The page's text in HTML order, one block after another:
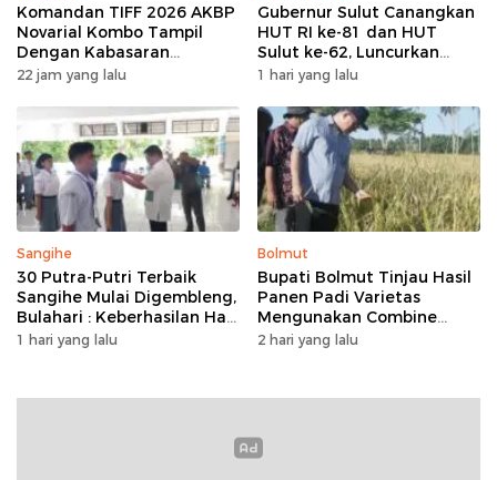
Komandan TIFF 2026 AKBP
Novarial Kombo Tampil
Dengan Kabasaran
Minahasa, Padukan Tugas
22 jam yang lalu
Gubernur Sulut Canangkan
HUT RI ke-81 dan HUT
Sulut ke-62, Luncurkan
Program Keringanan Pajak
Kelapa
1 hari yang lalu
Sangihe
30 Putra-Putri Terbaik
Sangihe Mulai Digembleng,
Bulahari : Keberhasilan Hari
Ini Bukan Garis Akhir Tapi
1 hari yang lalu
Bolmut
Bupati Bolmut Tinjau Hasil
Panen Padi Varietas
Mengunakan Combine
Harvester
2 hari yang lalu